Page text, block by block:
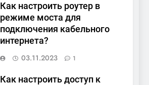
Как настроить роутер в
режиме моста для
подключения кабельного
интернета?
03.11.2023
1
Как настроить доступ к